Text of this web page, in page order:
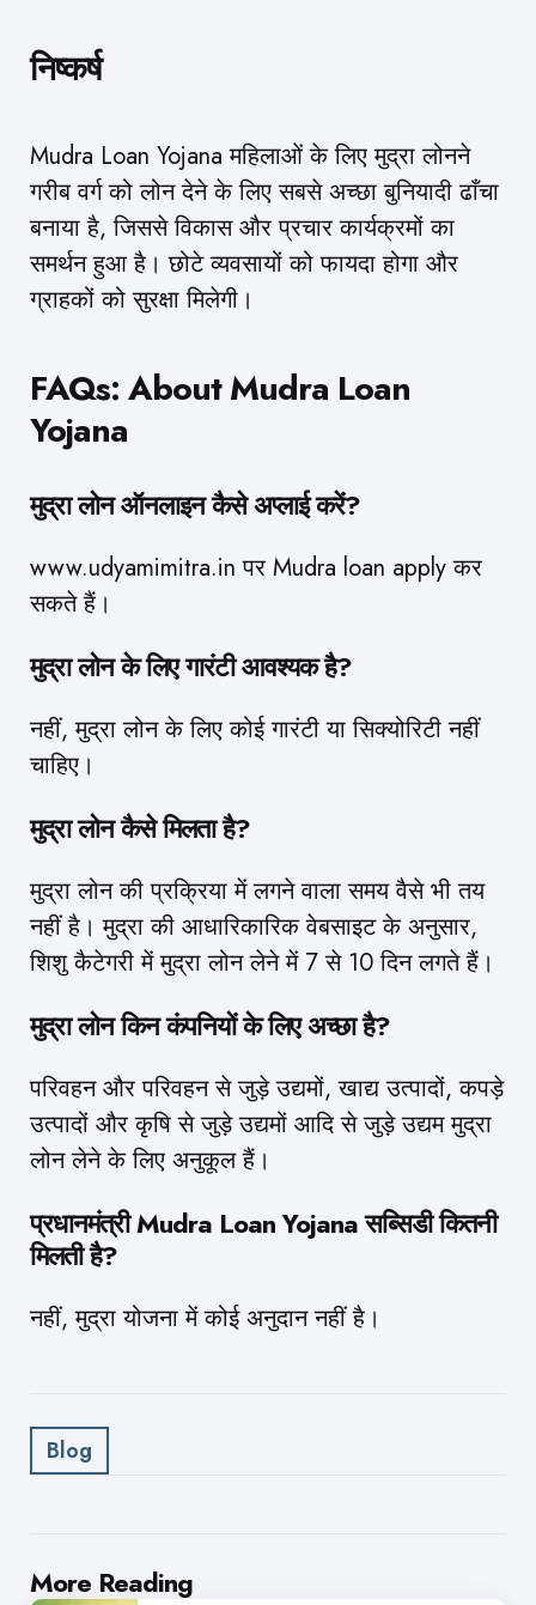
निष्कर्ष
Mudra Loan Yojana महिलाओं के लिए मुद्रा लोनने
गरीब वर्ग को लोन देने के लिए सबसे अच्छा बुनियादी ढाँचा
बनाया है, जिससे विकास और प्रचार कार्यक्रमों का
समर्थन हुआ है। छोटे व्यवसायों को फायदा होगा और
ग्राहकों को सुरक्षा मिलेगी।
FAQs: About Mudra Loan
Yojana
मुद्रा लोन ऑनलाइन कैसे अप्लाई करें?
www.udyamimitra.in पर Mudra loan apply कर
सकते हैं।
मुद्रा लोन के लिए गारंटी आवश्यक है?
नहीं, मुद्रा लोन के लिए कोई गारंटी या सिक्योरिटी नहीं
चाहिए।
मुद्रा लोन कैसे मिलता है?
मुद्रा लोन की प्रक्रिया में लगने वाला समय वैसे भी तय
नहीं है। मुद्रा की आधारिकारिक वेबसाइट के अनुसार,
शिशु कैटेगरी में मुद्रा लोन लेने में 7 से 10 दिन लगते हैं।
मुद्रा लोन किन कंपनियों के लिए अच्छा है?
परिवहन और परिवहन से जुड़े उद्यमों, खाद्य उत्पादों, कपड़े
उत्पादों और कृषि से जुड़े उद्यमों आदि से जुड़े उद्यम मुद्रा
लोन लेने के लिए अनुकूल हैं।
प्रधानमंत्री Mudra Loan Yojana सब्सिडी कितनी
मिलती है?
नहीं, मुद्रा योजना में कोई अनुदान नहीं है।
Blog
More Reading
Post